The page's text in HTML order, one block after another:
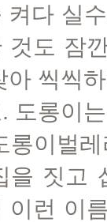
켜다 실
것도 잠
아 씩씩
도롱이
롱이벌
을 짓고
이런 이